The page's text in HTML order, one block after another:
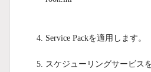
Service Packを適用します。
スケジューリングサービス